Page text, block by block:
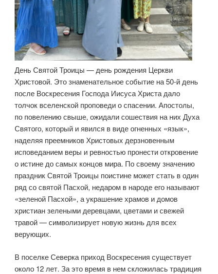
День Святой Троицы — день рождения Церкви
Христовой. Это знаменательное событие на 50-й день
после Воскресения Господа Иисуса Христа дало
толчок вселенской проповеди о спасении. Апостолы,
по повелению свыше, ожидали сошествия на них Духа
Святого, который и явился в виде огненных «язык»,
наделяя преемников Христовых дерзновенным
исповеданием веры и ревностью пронести откровение
о истине до самых концов мира. По своему значению
праздник Святой Троицы поистине может стать в один
ряд со святой Пасхой, недаром в народе его называют
«зеленой Пасхой», а украшение храмов и домов
христиан зелеными деревцами, цветами и свежей
травой — символизирует новую жизнь для всех
верующих.
В поселке Северка приход Воскресения существует
около 12 лет. За это время в нем скложилась традиция